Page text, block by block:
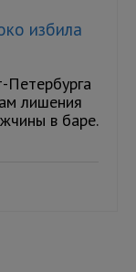
избила
Петербурга
лишения
в баре.